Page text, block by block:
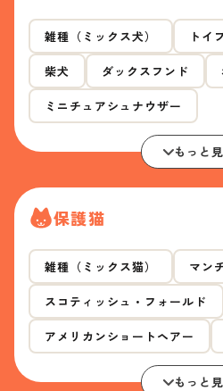
雑種（ミックス犬） トイ
柴犬 ダックスフンド
ミニチュアシュナウザー
もっと
保護猫
雑種（ミックス猫） マン
スコティッシュ・フォールド
アメリカンショートヘアー
もっと